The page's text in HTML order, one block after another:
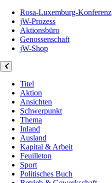
Rosa-Luxemburg-Konferenz
jW-Prozess
Aktionsbüro
Genossenschaft
jW-Shop
Titel
Aktion
Ansichten
Schwerpunkt
Thema
Inland
Ausland
Kapital & Arbeit
Feuilleton
Sport
Politisches Buch